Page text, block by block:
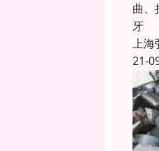
曲
牙
上海
21-